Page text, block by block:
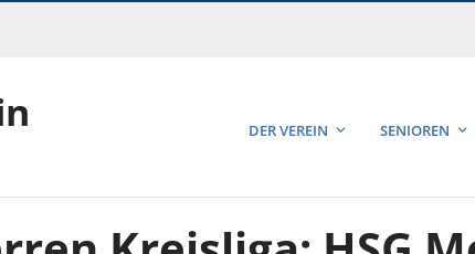
DER VEREIN SENIOREN